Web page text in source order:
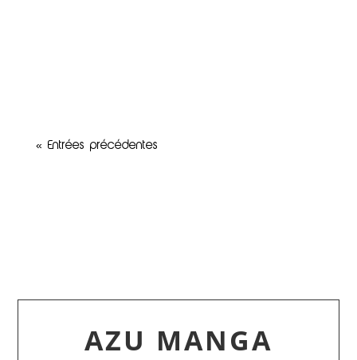
« Entrées précédentes
AZU MANGA